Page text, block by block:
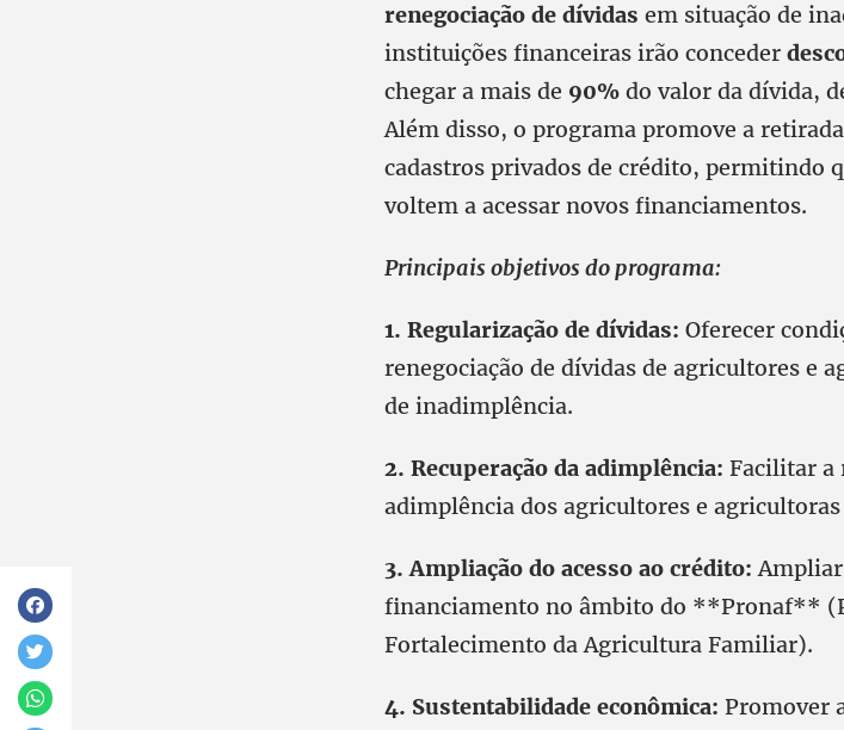
renegociação de dívidas em situação de
instituições financeiras irão conceder
chegar a mais de 90% do valor da dívida,
Além disso, o programa promove a
cadastros privados de crédito, permitindo
voltem a acessar novos financiamentos.
Principais objetivos do programa:
1. Regularização de dívidas: Oferecer
renegociação de dívidas de agricultores e
de inadimplência.
2. Recuperação da adimplência: Facilitar a
adimplência dos agricultores e
3. Ampliação do acesso ao crédito: Ampliar
financiamento no âmbito do **Pronaf**
Fortalecimento da Agricultura Familiar).
4. Sustentabilidade econômica: Promover